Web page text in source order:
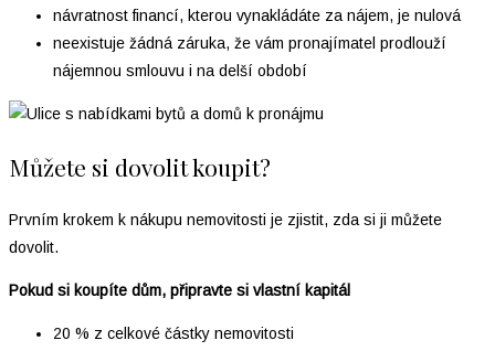
návratnost financí, kterou vynakládáte za nájem, je nulová
neexistuje žádná záruka, že vám pronajímatel prodlouží
nájemnou smlouvu i na delší období
Můžete si dovolit koupit?
Prvním krokem k nákupu nemovitosti je zjistit, zda si ji můžete
dovolit.
Pokud si koupíte dům, připravte si vlastní kapitál
20 % z celkové částky nemovitosti